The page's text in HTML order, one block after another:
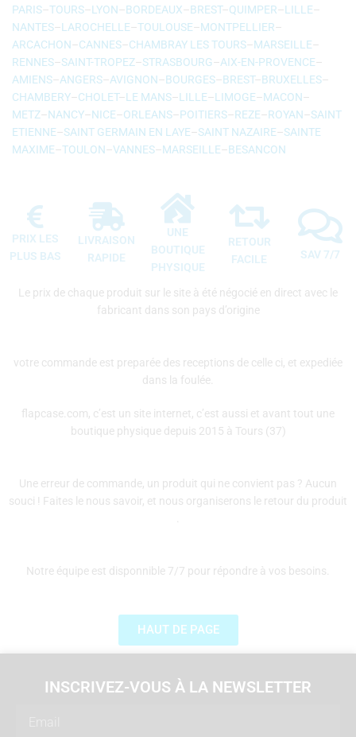
PARIS–TOURS–LYON–BORDEAUX–BREST–QUIMPER–LILLE–
NANTES–LAROCHELLE–TOULOUSE–MONTPELLIER–
ARCACHON–CANNES–CHAMBRAY LES TOURS–MARSEILLE–
RENNES–SAINT-TROPEZ–STRASBOURG–AIX-EN-PROVENCE–
AMIENS–ANGERS–AVIGNON–BOURGES–BREST–BRUXELLES–
CHAMBERY–CHOLET–LE MANS–LILLE–LIMOGE–MACON–
METZ–NANCY–NICE–ORLEANS–POITIERS–REZE–ROYAN–SAINT
ETIENNE–SAINT GERMAIN EN LAYE–SAINT NAZAIRE–SAINTE
MAXIME–TOULON–VANNES–MARSEILLE–BESANCON
PRIX LES
PLUS BAS
LIVRAISON
RAPIDE
UNE
BOUTIQUE
PHYSIQUE
RETOUR
FACILE
SAV 7/7
Le prix de chaque produit sur le site à été négocié en direct avec le
fabricant dans son pays d’origine
votre commande est preparée des receptions de celle ci, et expediée
dans la foulée.
flapcase.com, c’est un site internet, c’est aussi et avant tout une
boutique physique depuis 2015 à Tours (37)
Une erreur de commande, un produit qui ne convient pas ? Aucun
souci ! Faites le nous savoir, et nous organiserons le retour du produit
Notre équipe est disponnible 7/7 pour répondre à vos besoins.
HAUT DE PAGE
INSCRIVEZ-VOUS À LA NEWSLETTER